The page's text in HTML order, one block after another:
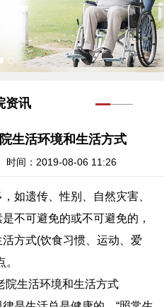
资讯
生活环境和生活方式
间：2019-08-06 11:26
遗传、性别、自然灾害、
不可避免的或不可避免的，
方式(饮食习惯、运动、爱